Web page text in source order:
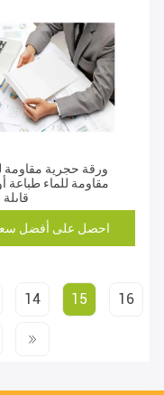
ورقة حجرية مقاومة
مقاومة للماء
احصل على أفضل
14 15 16